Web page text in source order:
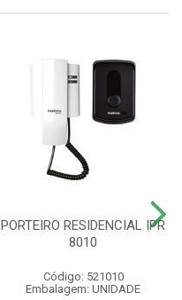
PORTEIRO RESIDENCIAL IPR
8010
Código: 521010
Embalagem: UNIDADE